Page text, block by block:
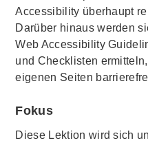
Accessibility überhaupt
Darüber hinaus werden
Web Accessibility
und Checklisten
eigenen Seiten
Fokus
Diese Lektion wird sich